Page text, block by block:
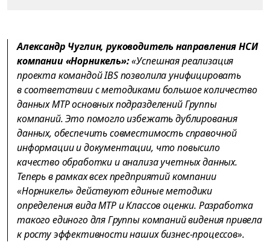
Александр Чуглин, руководитель направления НСИ
компании «Норникель»:«Успешная реализация
проекта командой IBS позволила унифицировать
в соответствии с методиками большое количество
данных МТР основных подразделений Группы
компаний. Это помогло избежать дублирования
данных, обеспечить совместимость справочной
информации и документации, что повысило
качество обработки и анализа учетных данных.
Теперь в рамках всех предприятий компании
«Норникель» действуют единые методики
определения вида МТР и Классов оценки. Разработка
такого единого для Группы компаний видения привела
к росту эффективности наших бизнес-процессов».